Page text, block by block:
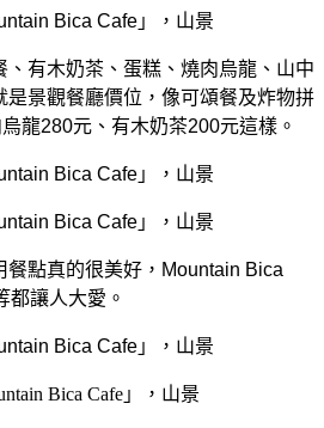
有木奶茶、蛋糕、燒肉烏龍、山中
是景觀餐廳價位，像可頌餐及炸物拼
龍280元、有木奶茶200元這樣。
餐點真的很美好，Mountain Bica
都讓人大愛。